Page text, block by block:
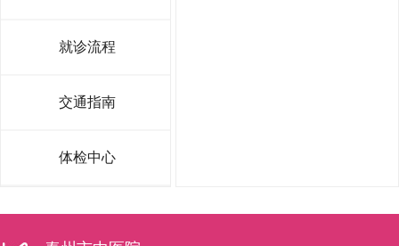
就诊流程
交通指南
体检中心